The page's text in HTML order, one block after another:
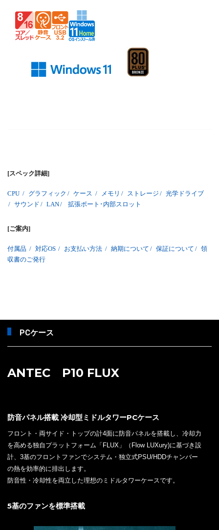
[スペック詳細]
CPU / グラフィック / ケース / メモリ / ストレージ / 光学ドライブ
/ サウンド / LAN/ 拡張ポート･内部スロット
[ご案内]
付属品 / 対応OS / お支払い方法 / 納期について / 保証について / 領
収書のご発行
PCケース
ANTEC P10 FLUX
防音パネル搭載 冷却型ミドルタワーPCケース
フロント・両サイド・トップの計4面に防音パネルを搭載し、冷却力
を高める独自プラットフォーム「FLUX」（Flow LUXury)に基づき設
計、3基のフロントファンでシステム・独立式PSU/HDDチャンバー
の熱を効率的に排出します。
防音性・冷却性を両立した理想のミドルタワーケースです。
5基のファンを標準搭載